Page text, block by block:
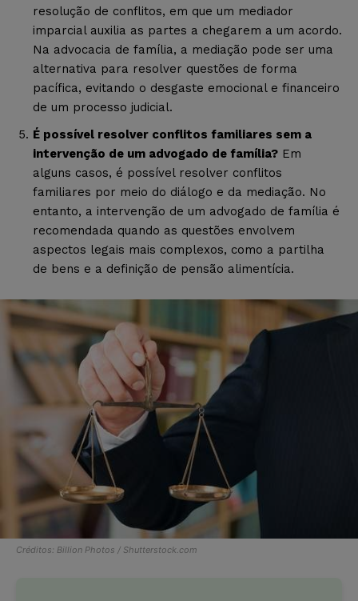
resolução de conflitos, em que um mediador
imparcial auxilia as partes a chegarem a um acordo.
Na advocacia de família, a mediação pode ser uma
alternativa para resolver questões de forma
pacífica, evitando o desgaste emocional e financeiro
de um processo judicial.
É possível resolver conflitos familiares sem a
intervenção de um advogado de família? Em
alguns casos, é possível resolver conflitos
familiares por meio do diálogo e da mediação. No
entanto, a intervenção de um advogado de família é
recomendada quando as questões envolvem
aspectos legais mais complexos, como a partilha
de bens e a definição de pensão alimentícia.
Créditos: Billion Photos / Shutterstock.com